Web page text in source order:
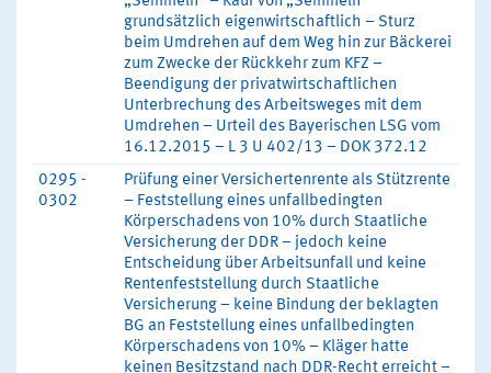
grundsätzlich eigenwirtschaftlich – Sturz
beim Umdrehen auf dem Weg hin zur Bäckerei
zum Zwecke der Rückkehr zum KFZ –
Beendigung der privatwirtschaftlichen
Unterbrechung des Arbeitsweges mit dem
Umdrehen – Urteil des Bayerischen LSG vom
16.12.2015 – L 3 U 402/13 – DOK 372.12
0295 -
0302
Prüfung einer Versichertenrente als Stützrente
– Feststellung eines unfallbedingten
Körperschadens von 10% durch Staatliche
Versicherung der DDR – jedoch keine
Entscheidung über Arbeitsunfall und keine
Rentenfeststellung durch Staatliche
Versicherung – keine Bindung der beklagten
BG an Feststellung eines unfallbedingten
Körperschadens von 10% – Kläger hatte
keinen Besitzstand nach DDR-Recht erreicht –